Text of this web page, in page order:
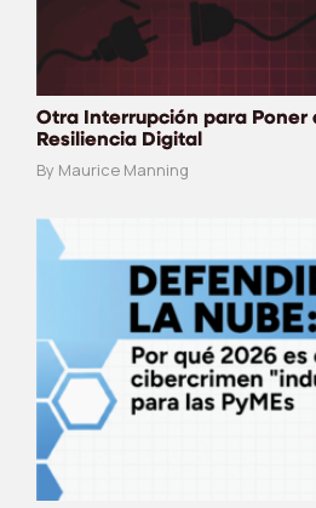
Otra Interrupción para Poner
Resiliencia Digital
By Maurice Manning